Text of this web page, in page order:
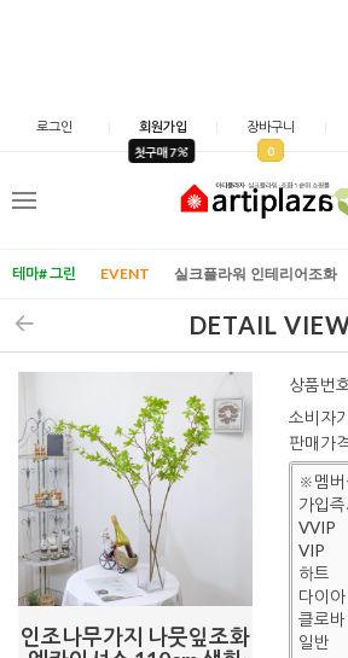
로그인 회원가입
첫구매 7
장바구니
0
메
테마# 그린 EVENT 실크플라워 인테리어조화
DETAIL
인조나무가지 나뭇잎조화
상품번
소비자
판매가격
※멤버
가입
VVIP
VIP
하트
다이아
클로바
일반